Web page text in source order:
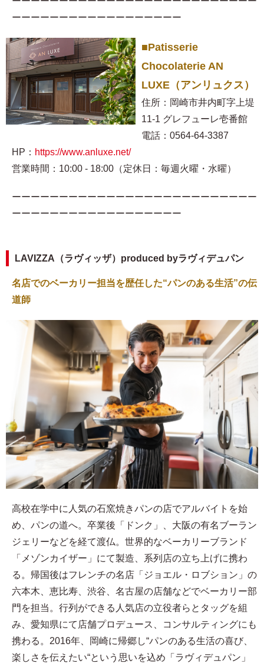
ーーーーーーーーーーーーーーーーーー
■Patisserie
Chocolaterie AN
LUXE（アンリュクス）
住所：岡崎市井内町字上堤
11-1 グレフューレ壱番館
電話：0564-64-3387
HP： https://www.anluxe.net/
営業時間：10:00 - 18:00（定休日：毎週火曜・水曜）
ーーーーーーーーーーーーーーーーーーーーーーーーーー
ーーーーーーーーーーーーーーーーーー
LAVIZZA（ラヴィッザ）produced byラヴィデュパン
名店でのベーカリー担当を歴任した“パンのある生活”の伝
道師
高校在学中に人気の石窯焼きパンの店でアルバイトを始
め、パンの道へ。卒業後「ドンク」、大阪の有名ブーラン
ジェリーなどを経て渡仏。世界的なベーカリーブランド
「メゾンカイザー」にて製造、系列店の立ち上げに携わ
る。帰国後はフレンチの名店「ジョエル・ロブション」の
六本木、恵比寿、渋谷、名古屋の店舗などでベーカリー部
門を担当。行列ができる人気店の立役者らとタッグを組
み、愛知県にて店舗プロデュース、コンサルティングにも
携わる。2016年、岡崎に帰郷し“パンのある生活の喜び、
楽しさを伝えたい“という思いを込め「ラヴィデュパン」